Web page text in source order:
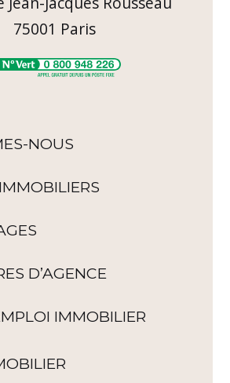
75001 Paris
NOUS
D’AGENCE
IMMOBILIER